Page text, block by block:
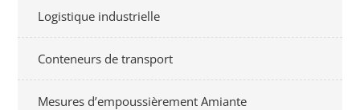
Logistique industrielle
Conteneurs de transport
Mesures d’empoussièrement Amiante